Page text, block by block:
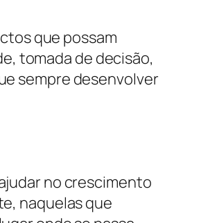
que possam
tomada de decisão,
sempre desenvolver
no crescimento
naquelas que